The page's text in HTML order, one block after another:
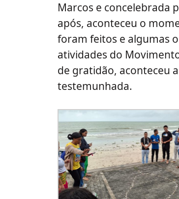
Marcos e concelebrada
após, aconteceu o
foram feitos e algumas
atividades do
de gratidão, aconteceu
testemunhada.